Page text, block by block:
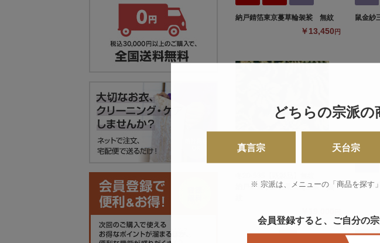
納戸錆箔東京蔓草輪袈裟 無紋
￥13,450 円
鼠金紗
納戸金通小唐花鳳凰輪袈裟 無
紺西洋
どちらの宗派
真言宗 天台宗
※ 宗派は、メニューの「商品を探す」
会員登録すると、ご自分の